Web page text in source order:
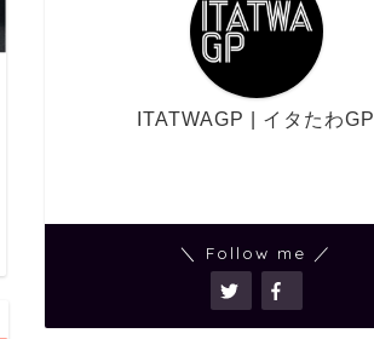
ITATWAGP | イタたわGP
＼ Follow me ／